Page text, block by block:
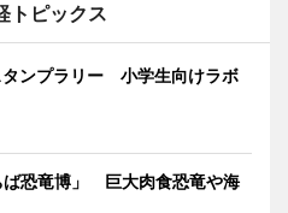
トピックス
ンプラリー 小学生向けラボ
ば恐竜博」 巨大肉食恐竜や海